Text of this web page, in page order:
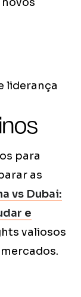
liderança
para
as
vs Dubai:
e
valiosos